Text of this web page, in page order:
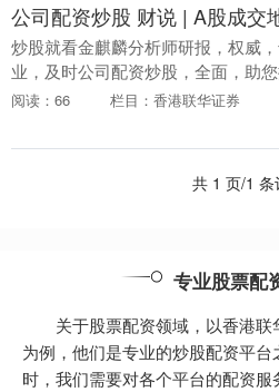
炒股就看金麒麟分析师研报，权威
业，及时公司配资炒股，全面，助
潜力主题机会！ 1. 选择合适的配资平
择信誉好、安....
阅读：66 栏目：香港联华证券
共 1 页/1 条
专业股票配
关于股票配资领域，以香港
为例，他们是专业的炒股配资平
时，我们需要对各个平台的配资